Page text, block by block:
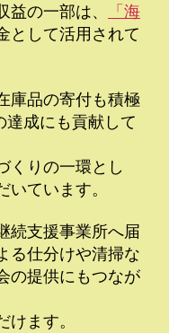
益の一部は、
「海
として活用されて
庫品の寄付も積極
達成にも貢献して
くりの一環とし
ています。
続支援事業所へ届
る仕分けや清掃な
の提供にもつなが
ます。